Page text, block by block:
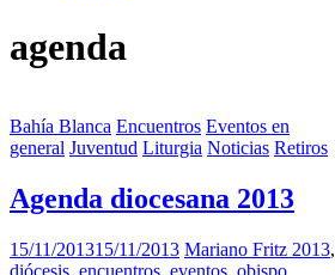
agenda
Bahía Blanca Encuentros Eventos en
general Juventud Liturgia Noticias Retiros
Agenda diocesana 2013
15/11/201315/11/2013 Mariano Fritz 2013,